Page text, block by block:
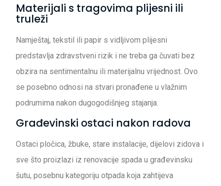
Materijali s tragovima plijesni ili
truleži
Namještaj, tekstil ili papir s vidljivom plijesni
predstavlja zdravstveni rizik i ne treba ga čuvati bez
obzira na sentimentalnu ili materijalnu vrijednost. Ovo
se posebno odnosi na stvari pronađene u vlažnim
podrumima nakon dugogodišnjeg stajanja.
Građevinski ostaci nakon radova
Ostaci pločica, žbuke, stare instalacije, dijelovi zidova i
sve što proizlazi iz renovacije spada u građevinsku
šutu, posebnu kategoriju otpada koja zahtijeva